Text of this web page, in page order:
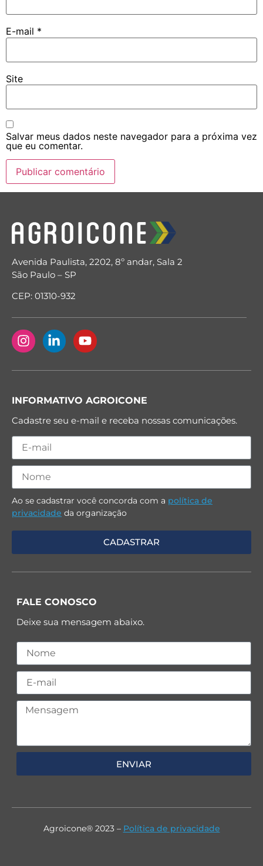
E-mail *
Site
Salvar meus dados neste navegador para a próxima vez
que eu comentar.
Avenida Paulista, 2202, 8º andar, Sala 2
São Paulo – SP
CEP: 01310-932
INFORMATIVO AGROICONE
Cadastre seu e-mail e receba nossas comunicações.
Ao se cadastrar você concorda com a política de
privacidade da organização
FALE CONOSCO
Deixe sua mensagem abaixo.
ENVIAR
Agroicone® 2023 – Política de privacidade